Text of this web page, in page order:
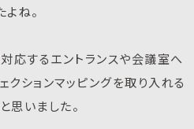
ね。
応するエントランスや会議室へ
ションマッピングを取り入れる
思いました。